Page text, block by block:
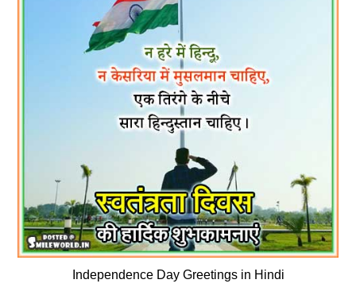
Independence Day Greetings in Hindi